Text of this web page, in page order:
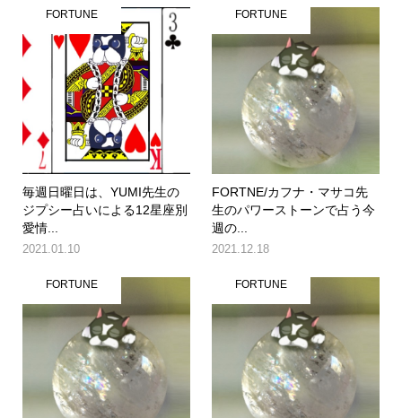
FORTUNE
毎週日曜日は、YUMI先生の
ジプシー占いによる12星座別
愛情...
2021.01.10
FORTUNE
FORTNE/カフナ・マサコ先
生のパワーストーンで占う今
週の...
2021.12.18
FORTUNE FORTUNE